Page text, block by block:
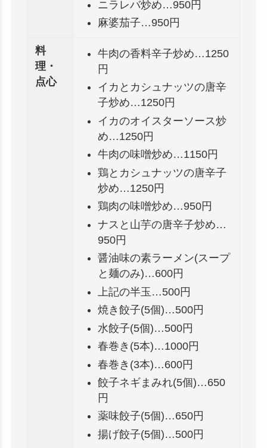
ニラレバ炒め…950円
麻婆茄子…950円
料
理・
点心
牛肉の香料辛子炒め…1250
円
イカとカシュナッツの唐辛
子炒め…1250円
イカのオイスターソース炒
め…1250円
牛肉の味噌炒め…1150円
鶏とカシュナッツの唐辛子
炒め…1250円
鶏肉の味噌炒め…950円
ナスと山芋の唐辛子炒め…
950円
醤油味の素ラーメン(スープ
と麺のみ)…600円
上記の半玉…500円
焼き餃子(5個)…500円
水餃子(5個)…500円
春巻き(5本)…1000円
春巻き(3本)…600円
餃子ネギまみれ(5個)…650
円
薬味餃子(5個)…650円
揚げ餃子(5個)…500円